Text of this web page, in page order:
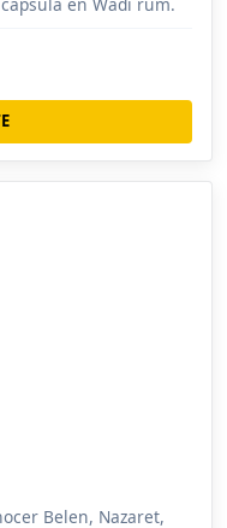
Belen, Nazaret,